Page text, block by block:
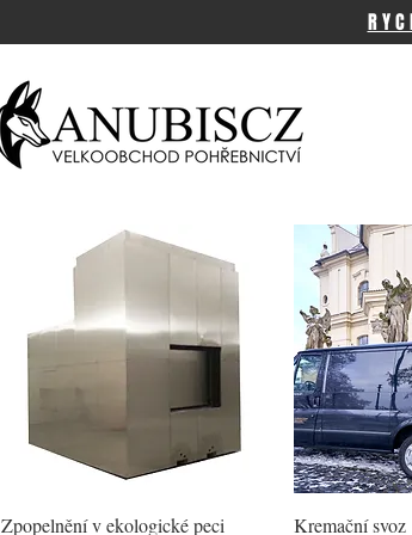
Rychlý náhled
Zpopelnění v ekologické peci
Kremační svoz